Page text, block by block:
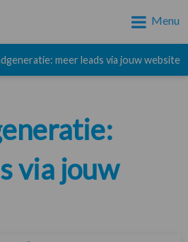
Menu
meer leads via jouw website
via jouw